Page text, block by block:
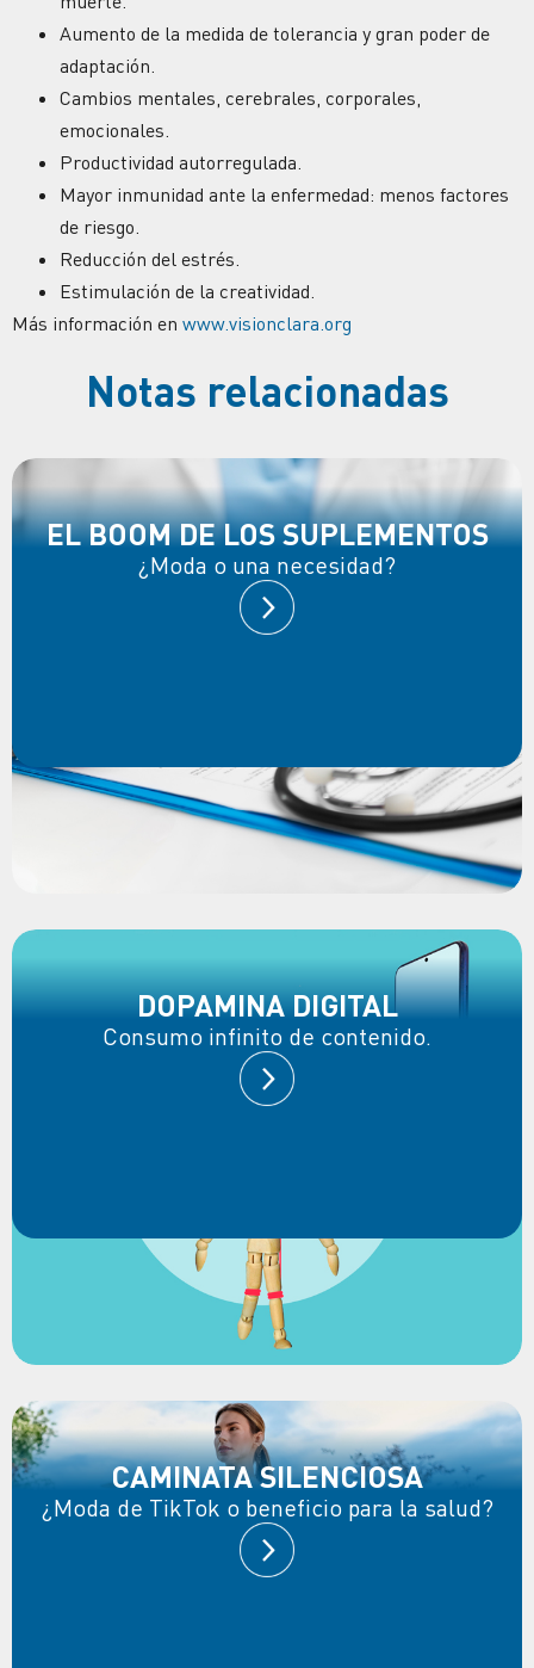
Aumento de la medida de tolerancia y gran poder de
adaptación.
Cambios mentales, cerebrales, corporales,
emocionales.
Productividad autorregulada.
Mayor inmunidad ante la enfermedad: menos factores
de riesgo.
Reducción del estrés.
Estimulación de la creatividad.
Más información en www.visionclara.org
Notas relacionadas
EL BOOM DE LOS SUPLEMENTOS
¿Moda o una necesidad?
DOPAMINA DIGITAL
Consumo infinito de contenido.
CAMINATA SILENCIOSA
¿Moda de TikTok o beneficio para la salud?